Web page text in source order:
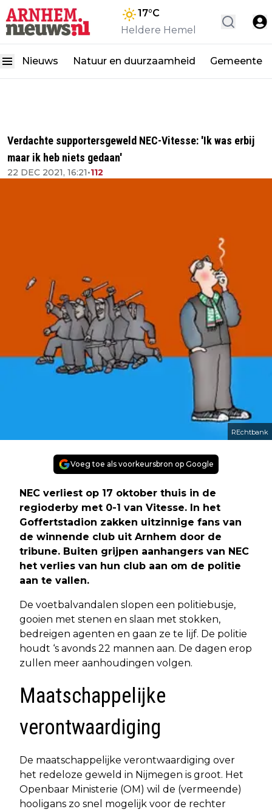
17°C
Heldere Hemel
Nieuws Natuur en duurzaamheid Gemeente
Verdachte supportersgeweld NEC-Vitesse: 'Ik was erbij
maar ik heb niets gedaan'
22 DEC 2021, 16:21•112
REchtbank
Voeg toe als voorkeursbron op Google
NEC verliest op 17 oktober thuis in de
regioderby met 0-1 van Vitesse. In het
Goffertstadion zakken uitzinnige fans van
de winnende club uit Arnhem door de
tribune. Buiten grijpen aanhangers van NEC
het verlies van hun club aan om de politie
aan te vallen.
De voetbalvandalen slopen een politiebusje,
gooien met stenen en slaan met stokken,
bedreigen agenten en gaan ze te lijf. De politie
houdt ‘s avonds 22 mannen aan. De dagen erop
zullen meer aanhoudingen volgen.
Maatschappelijke
verontwaardiging
De maatschappelijke verontwaardiging over
het redeloze geweld in Nijmegen is groot. Het
Openbaar Ministerie (OM) wil de (vermeende)
hooligans zo snel mogelijk voor de rechter